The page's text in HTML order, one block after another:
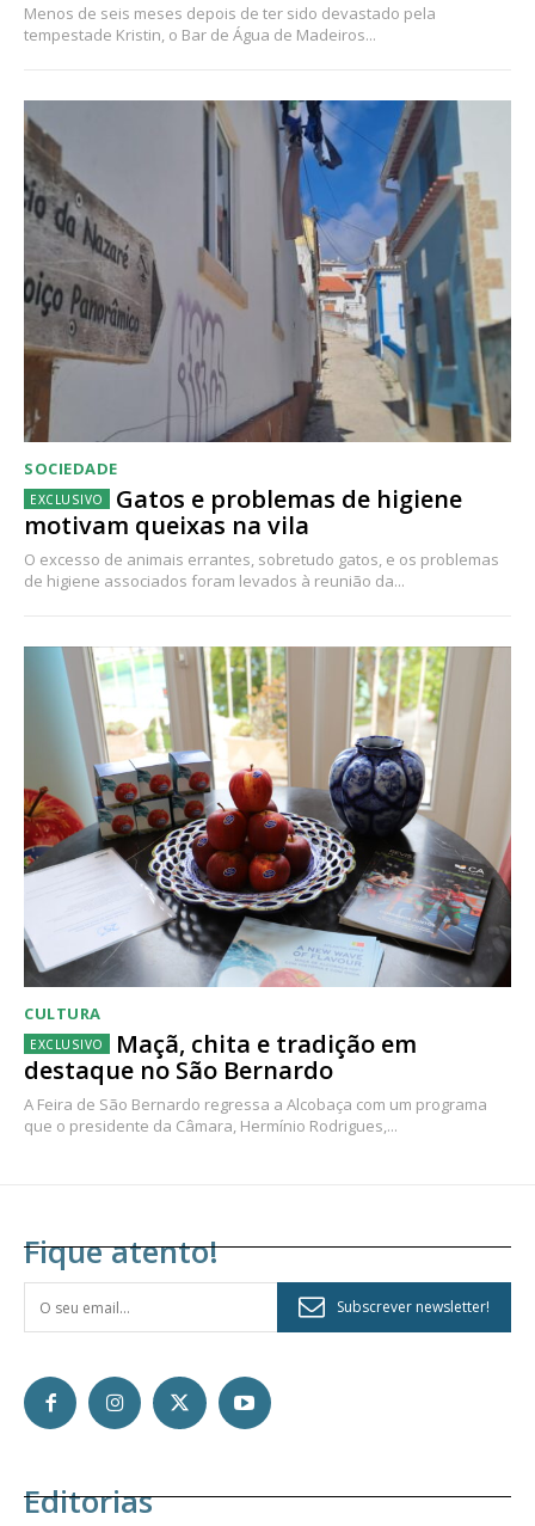
Menos de seis meses depois de ter sido devastado pela
tempestade Kristin, o Bar de Água de Madeiros...
SOCIEDADE
Gatos e problemas de higiene
motivam queixas na vila
O excesso de animais errantes, sobretudo gatos, e os problemas
de higiene associados foram levados à reunião da...
CULTURA
Maçã, chita e tradição em
destaque no São Bernardo
A Feira de São Bernardo regressa a Alcobaça com um programa
que o presidente da Câmara, Hermínio Rodrigues,...
Fique atento!
Subscrever newsletter!
Editorias